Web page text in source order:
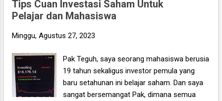
Tips Cuan Investasi Saham Untuk
Pelajar dan Mahasiswa
Minggu, Agustus 27, 2023
Pak Teguh, saya seorang mahasiswa berusia
19 tahun sekaligus investor pemula yang
baru setahunan ini belajar saham. Dan saya
sangat bersemangat Pak, dimana semua